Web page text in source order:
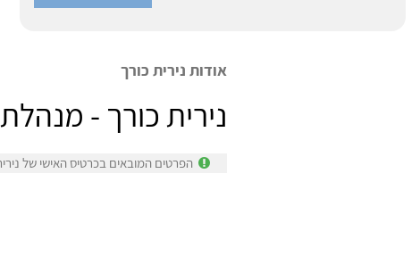
אודות נירית כורך
נירית כורך -
הפרטים המובאים בכרטיס האישי של